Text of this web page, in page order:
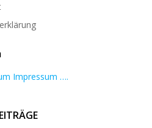
Impressum ….